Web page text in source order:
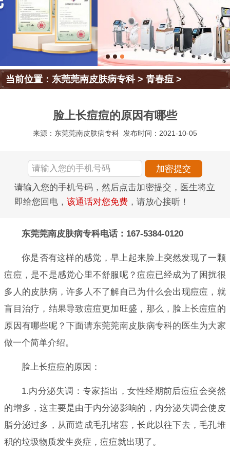
当前位置：东莞莞南皮肤病专科>青春痘 >
脸上长痘痘的原因有哪些
来源：东莞莞南皮肤病专科 发布时间：2021-10-05
请输入您的手机号码，然后点击加密提交，医生将立
即给您回电， 该通话对您免费 ，请放心接听！
东莞莞南皮肤病专科电话：167-5384-0120
你是否有这样的感觉，早上起来脸上突然发现了一颗
痘痘，是不是感觉心里不舒服呢？痘痘已经成为了困扰很
多人的皮肤病，许多人不了解自己为什么会出现痘痘，就
盲目治疗，结果导致痘痘更加旺盛，那么，脸上长痘痘的
原因有哪些呢？下面请东莞莞南皮肤病专科的医生为大家
做一个简单介绍。
脸上长痘痘的原因：
1.内分泌失调：专家指出，女性经期前后痘痘会突然
的增多，这主要是由于内分泌影响的，内分泌失调会使皮
脂分泌过多，从而造成毛孔堵塞，长此以往下去，毛孔堆
积的垃圾物质发生炎症，痘痘就出现了。